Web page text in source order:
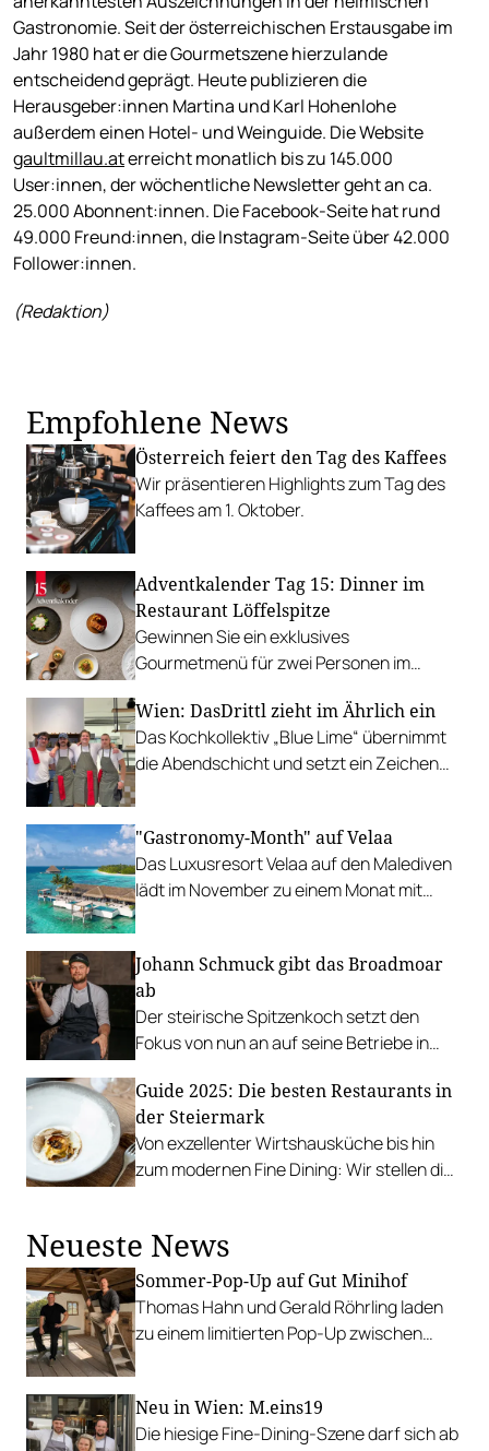
Gastronomie. Seit der österreichischen Erstausgabe im
Jahr 1980 hat er die Gourmetszene hierzulande
entscheidend geprägt. Heute publizieren die
Herausgeber:innen Martina und Karl Hohenlohe
außerdem einen Hotel- und Weinguide. Die Website
gaultmillau.aterreicht monatlich bis zu 145.000
User:innen, der wöchentliche Newsletter geht an ca.
25.000 Abonnent:innen. Die Facebook-Seite hat rund
49.000 Freund:innen, die Instagram-Seite über 42.000
Follower:innen.
(Redaktion)
Empfohlene News
Österreich feiert den Tag des Kaffees
Wir präsentieren Highlights zum Tag des
Kaffees am 1. Oktober.
Adventkalender Tag 15: Dinner im
Restaurant Löffelspitze
Gewinnen Sie ein exklusives
Gourmetmenü für zwei Personen im
Alpenstern.
Wien: DasDrittl zieht im Ährlich ein
Das Kochkollektiv „Blue Lime“ übernimmt
die Abendschicht und setzt ein Zeichen
"Gastronomy-Month" auf Velaa
Das Luxusresort Velaa auf den Malediven
lädt im November zu einem Monat mit
Johann Schmuck gibt das Broadmoar
ab
Der steirische Spitzenkoch setzt den
Fokus von nun an auf seine Betriebe in
führen das Restaurant weiter.
Guide 2025: Die besten Restaurants in
der Steiermark
Von exzellenter Wirtshausküche bis hin
zum modernen Fine Dining: Wir stellen die
Neueste News
Sommer-Pop-Up auf Gut Minihof
Thomas Hahn und Gerald Röhrling laden
zu einem limitierten Pop-Up zwischen
Neu in Wien: M.eins19
Die hiesige Fine-Dining-Szene darf sich ab